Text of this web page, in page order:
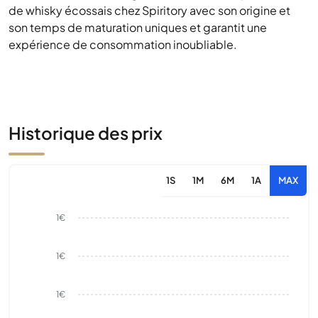
de whisky écossais chez Spiritory avec son origine et
son temps de maturation uniques et garantit une
expérience de consommation inoubliable.
Historique des prix
1S 1M 6M 1A MAX
1€
1€
1€